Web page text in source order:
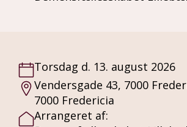
Torsdag d. 13. august 2026
Vendersgade 43, 7000
7000 Fredericia
Arrangeret af: